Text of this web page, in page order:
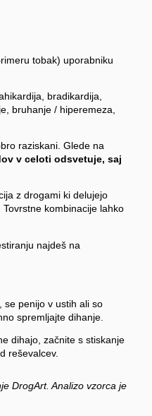
tobak) uporabniku
bradikardija,
bruhanje / hiperemeza,
raziskani. Glede na
v celoti odsvetuje, saj
z drogami ki delujejo
kombinacije lahko
najdeš na
se penijo v ustih ali so
spremljajte dihanje.
dihajo, začnite s stiskanje
reševalcev.
DrogArt. Analizo vzorca je